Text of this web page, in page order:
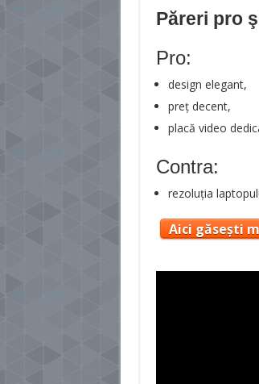
Păreri pro
Pro:
design elegant,
preț decent,
placă video
Contra:
rezoluția
Aici găsești